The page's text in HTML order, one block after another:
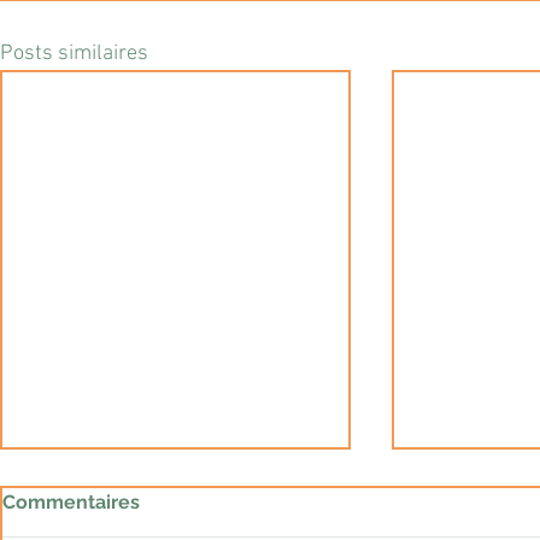
Posts similaires
Extrême droite : le miracle
wallon ?
Et
Commentaires